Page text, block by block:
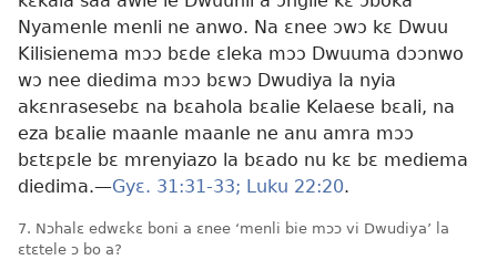
Nyamenle menli ne anwo. Na ɛnee ɔwɔ kɛ Dwuu
Kilisienema mɔɔ bɛde ɛleka mɔɔ Dwuuma dɔɔnwo
wɔ nee diedima mɔɔ bɛwɔ Dwudiya la nyia
akɛnrasesebɛ na bɛahola bɛalie Kelaese bɛali, na
eza bɛalie maanle maanle ne anu amra mɔɔ
bɛtɛpɛle bɛ mrenyiazo la bɛado nu kɛ bɛ mediema
diedima.​—Gyɛ. 31:31-33; Luku 22:20.
7. Nɔhalɛ edwɛkɛ boni a ɛnee ‘menli bie mɔɔ vi Dwudiya’ la
ɛtɛtele ɔ bo a?